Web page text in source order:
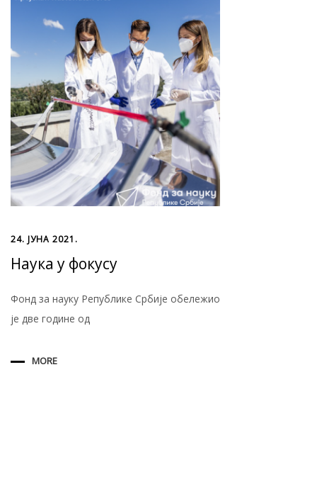
24. ЈУНА 2021.
Наука у фокусу
Фонд за науку Републике Србије обележио
је две године од
MORE